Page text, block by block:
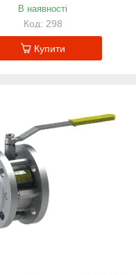
В наявності
298
Купити